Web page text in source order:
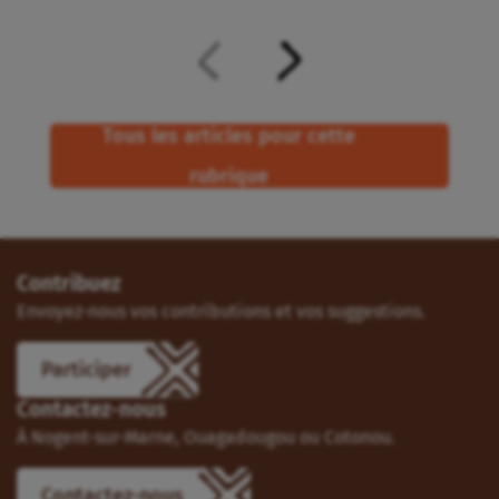
Tous les articles pour cette
rubrique
Contribuez
Envoyez-nous vos contributions et vos suggestions.
Participer
Contactez-nous
À Nogent-sur-Marne, Ouagadougou ou Cotonou.